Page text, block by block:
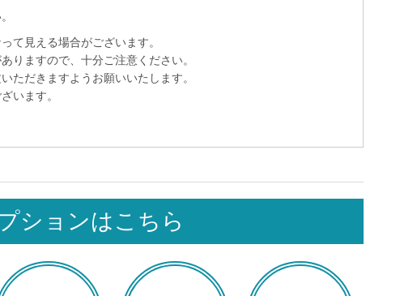
て見える場合がございます。
りますので、十分ご注意ください。
ただきますようお願いいたします。
います。
ションはこちら